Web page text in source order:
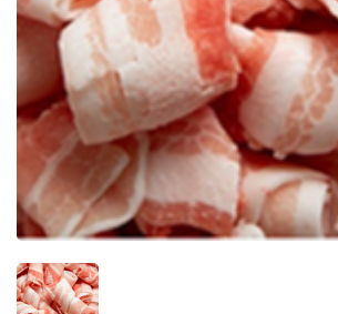
우유/멸균우유/치즈
두부/콩나물
어묵/맛살
김치/단무지/절임반찬류
냉장면/떡
육가공 식품
냉동식품
냉동 만두
냉동 인스턴트 간편식
냉동 반찬류
식자재 전용
식자재조미료
식자재 면
식자재 음료